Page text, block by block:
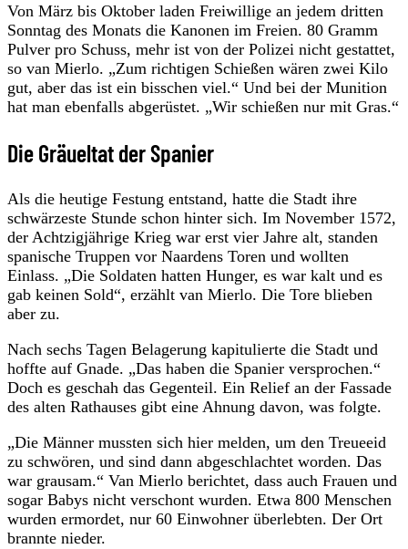
Von März bis Oktober laden Freiwillige an jedem dritten
Sonntag des Monats die Kanonen im Freien. 80 Gramm
Pulver pro Schuss, mehr ist von der Polizei nicht gestattet,
so van Mierlo. „Zum richtigen Schießen wären zwei Kilo
gut, aber das ist ein bisschen viel.“ Und bei der Munition
hat man ebenfalls abgerüstet. „Wir schießen nur mit Gras.“
Die Gräueltat der Spanier
Als die heutige Festung entstand, hatte die Stadt ihre
schwärzeste Stunde schon hinter sich. Im November 1572,
der Achtzigjährige Krieg war erst vier Jahre alt, standen
spanische Truppen vor Naardens Toren und wollten
Einlass. „Die Soldaten hatten Hunger, es war kalt und es
gab keinen Sold“, erzählt van Mierlo. Die Tore blieben
aber zu.
Nach sechs Tagen Belagerung kapitulierte die Stadt und
hoffte auf Gnade. „Das haben die Spanier versprochen.“
Doch es geschah das Gegenteil. Ein Relief an der Fassade
des alten Rathauses gibt eine Ahnung davon, was folgte.
„Die Männer mussten sich hier melden, um den Treueeid
zu schwören, und sind dann abgeschlachtet worden. Das
war grausam.“ Van Mierlo berichtet, dass auch Frauen und
sogar Babys nicht verschont wurden. Etwa 800 Menschen
wurden ermordet, nur 60 Einwohner überlebten. Der Ort
brannte nieder.